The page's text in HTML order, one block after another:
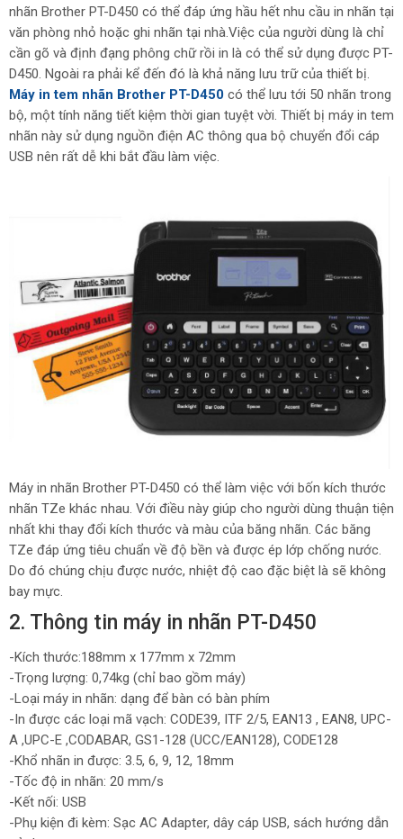
nhãn Brother PT-D450 có thể đáp ứng hầu hết nhu cầu in nhãn tại
văn phòng nhỏ hoặc ghi nhãn tại nhà.Việc của người dùng là chỉ
cần gõ và định đạng phông chữ rồi in là có thể sử dụng được PT-
D450. Ngoài ra phải kể đến đó là khả năng lưu trữ của thiết bị.
Máy in tem nhãn Brother PT-D450 có thể lưu tới 50 nhãn trong
bộ, một tính năng tiết kiệm thời gian tuyệt vời. Thiết bị máy in tem
nhãn này sử dụng nguồn điện AC thông qua bộ chuyển đổi cáp
USB nên rất dễ khi bắt đầu làm việc.
Máy in nhãn Brother PT-D450 có thể làm việc với bốn kích thước
nhãn TZe khác nhau. Với điều này giúp cho người dùng thuận tiện
nhất khi thay đổi kích thước và màu của băng nhãn. Các băng
TZe đáp ứng tiêu chuẩn về độ bền và được ép lớp chống nước.
Do đó chúng chịu được nước, nhiệt độ cao đặc biệt là sẽ không
bay mực.
2. Thông tin máy in nhãn PT-D450
-Kích thước:188mm x 177mm x 72mm
-Trọng lượng: 0,74kg (chỉ bao gồm máy)
-Loại máy in nhãn: dạng để bàn có bàn phím
-In được các loại mã vạch: CODE39, ITF 2/5, EAN13 , EAN8, UPC-
A ,UPC-E ,CODABAR, GS1-128 (UCC/EAN128), CODE128
-Khổ nhãn in được: 3.5, 6, 9, 12, 18mm
-Tốc độ in nhãn: 20 mm/s
-Kết nối: USB
-Phụ kiện đi kèm: Sạc AC Adapter, dây cáp USB, sách hướng dẫn